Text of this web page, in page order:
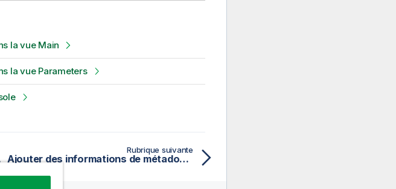
la vue Main
la vue Parameters
Job
Rubrique suivante
Ajouter des informations de métadonnées dans la vue Main